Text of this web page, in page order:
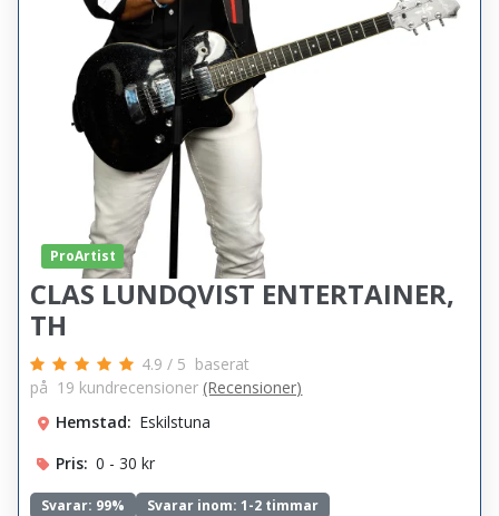
ProArtist
CLAS LUNDQVIST ENTERTAINER,
TH
4.9 / 5 baserat
på 19 kundrecensioner (Recensioner)
Hemstad: Eskilstuna
Pris: 0 - 30 kr
Svarar: 99% Svarar inom: 1-2 timmar